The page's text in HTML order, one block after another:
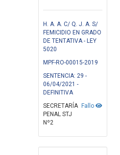
H. A. A. C/ Q. J. A. S/
FEMICIDIO EN GRADO
DE TENTATIVA - LEY
5020
MPF-RO-00015-2019
SENTENCIA: 29 -
06/04/2021 -
DEFINITIVA
Fallo
SECRETARÍA
PENAL STJ
Nº2